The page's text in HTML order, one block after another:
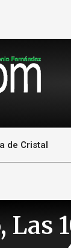
de Cristal